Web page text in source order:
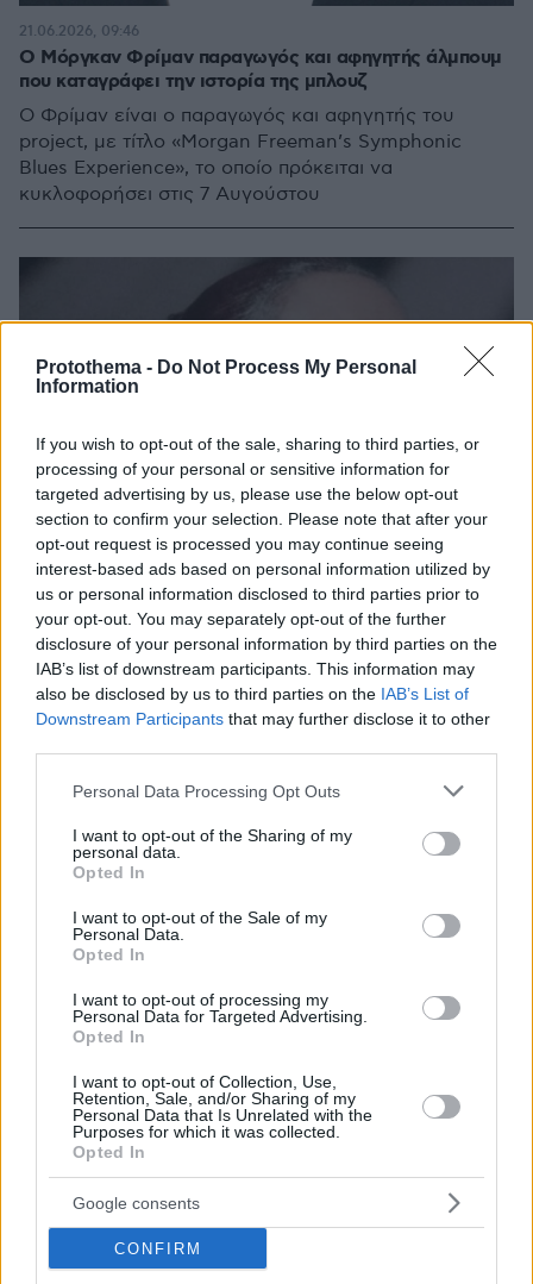
Protothema - Do Not Process My Personal
Information
If you wish to opt-out of the sale, sharing to third parties, or
processing of your personal or sensitive information for
targeted advertising by us, please use the below opt-out
section to confirm your selection. Please note that after your
opt-out request is processed you may continue seeing
interest-based ads based on personal information utilized by
us or personal information disclosed to third parties prior to
your opt-out. You may separately opt-out of the further
disclosure of your personal information by third parties on the
IAB’s list of downstream participants. This information may
also be disclosed by us to third parties on the IAB’s List of
Downstream Participants that may further disclose it to other
Please note that this website/app uses one or more Google
not limited to your visit or usage behaviour. You may click to
grant or deny consent to Google and its third-party tags to
use your data for below specified purposes in below Google
consent section.
Personal Data Processing Opt Outs
I want to opt-out of the Sharing of my
personal data.
Opted In
I want to opt-out of the Sale of my
Personal Data.
Opted In
I want to opt-out of processing my
Personal Data for Targeted Advertising.
Opted In
I want to opt-out of Collection, Use,
Retention, Sale, and/or Sharing of my
Personal Data that Is Unrelated with the
Purposes for which it was collected.
Opted In
Google consents
CONFIRM
Ο Μόργκαν Φρίμαν παραγωγός και αφηγητής άλμπουμ
που καταγράφει την ιστορία της μπλουζ
Ο Φρίμαν είναι ο παραγωγός και αφηγητής του
project, με τίτλο «Morgan Freeman’s Symphonic
Blues Experience», το οποίο πρόκειται να
κυκλοφορήσει στις 7 Αυγούστου
21.06.2026, 09:46
«Billie»: Η ζωή της Μπίλι Χολιντέι έγινε ντοκιμαντέρ
Η αξεπέραστη ερμηνεύτρια της τζαζ που τραγούδησε
ανεπανάληπτα τα μπλουζ, φορώντας λευκές
ήπατος στα 44 της χρόνια, τον Ιούλιο του 1959